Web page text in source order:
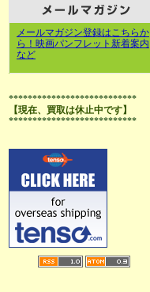
メールマガジン登録はこちらか
ら！映画パンフレット新着案内
など
***************************
【現在、買取は休止中です】
***************************